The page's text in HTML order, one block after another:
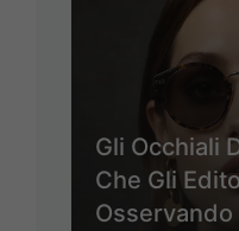
Gli Occhiali
Che Gli
Osservando